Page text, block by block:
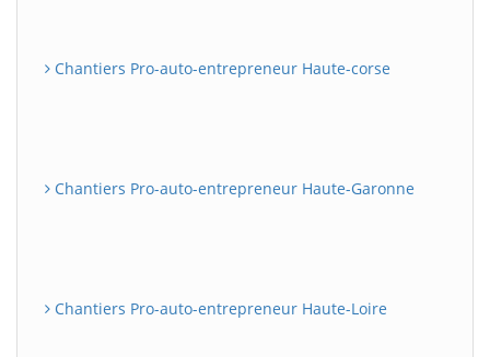
Chantiers Pro-auto-entrepreneur Haute-corse
Chantiers Pro-auto-entrepreneur Haute-Garonne
Chantiers Pro-auto-entrepreneur Haute-Loire